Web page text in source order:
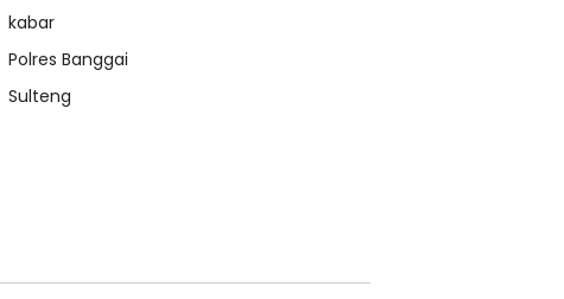
kabar
Polres Banggai
Sulteng